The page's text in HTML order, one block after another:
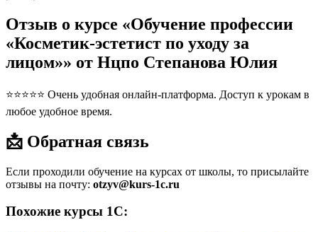
Отзыв о курсе «Обучение профессии
«Косметик-эстетист по уходу за
лицом»» от Нцпо Степанова Юлия
⭐⭐⭐⭐⭐ Очень удобная онлайн-платформа. Доступ к урокам в
любое удобное время.
📩 Обратная связь
Если проходили обучение на курсах от школы, то присылайте
отзывы на почту: otzyv@kurs-1c.ru
Похожие курсы 1С: